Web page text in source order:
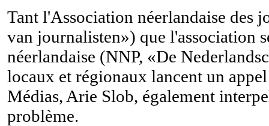
Tant l'Association néerlandaise des
van journalisten») que l'association
néerlandaise (NNP, «De
locaux et régionaux lancent un
Médias, Arie Slob, également
problème.